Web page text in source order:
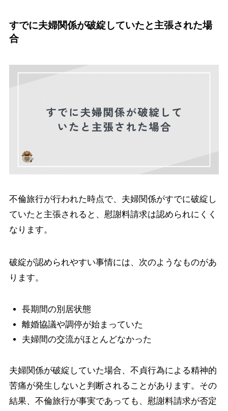
すでに夫婦関係が破綻していたと主張された場
合
不倫旅行が行われた時点で、夫婦関係がすでに破綻し
ていたと主張されると、慰謝料請求は認められにくく
なります。
破綻が認められやすい事情には、次のようなものがあ
ります。
長期間の別居状態
離婚協議や調停が始まっていた
夫婦間の交流がほとんどなかった
夫婦関係が破綻していた場合、不貞行為による精神的
苦痛が発生しないと判断されることがあります。その
結果、不倫旅行が事実であっても、慰謝料請求が否定